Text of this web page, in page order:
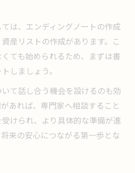
は、エンディングノートの作成
産リストの作成があります。こ
ても始められるため、まずは書
しましょう。
て話し合う機会を設けるのも効
あれば、専門家へ相談すること
けられ、より具体的な準備が進
来の安心につながる第一歩とな